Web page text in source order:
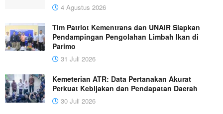
4 Agustus 2026
Tim Patriot Kementrans dan UNAIR Siapkan
Pendampingan Pengolahan Limbah Ikan di
Parimo
31 Juli 2026
Kemeterian ATR: Data Pertanakan Akurat
Perkuat Kebijakan dan Pendapatan Daerah
30 Juli 2026